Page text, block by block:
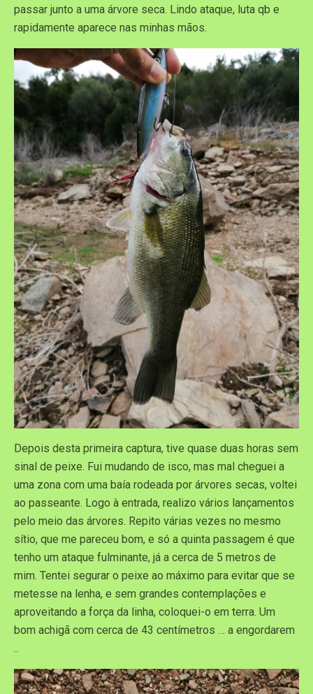
passar junto a uma árvore seca. Lindo ataque, luta qb e
rapidamente aparece nas minhas mãos.
Depois desta primeira captura, tive quase duas horas sem
sinal de peixe. Fui mudando de isco, mas mal cheguei a
uma zona com uma baía rodeada por árvores secas, voltei
ao passeante. Logo à entrada, realizo vários lançamentos
pelo meio das árvores. Repito várias vezes no mesmo
sítio, que me pareceu bom, e só a quinta passagem é que
tenho um ataque fulminante, já a cerca de 5 metros de
mim. Tentei segurar o peixe ao máximo para evitar que se
metesse na lenha, e sem grandes contemplações e
aproveitando a força da linha, coloquei-o em terra. Um
bom achigã com cerca de 43 centímetros … a engordarem
..